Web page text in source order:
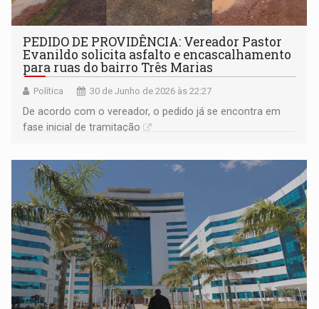
PEDIDO DE PROVIDÊNCIA: Vereador Pastor
Evanildo solicita asfalto e encascalhamento
para ruas do bairro Três Marias
Política 30 de Junho de 2026 às 22:27
De acordo com o vereador, o pedido já se encontra em
fase inicial de tramitação